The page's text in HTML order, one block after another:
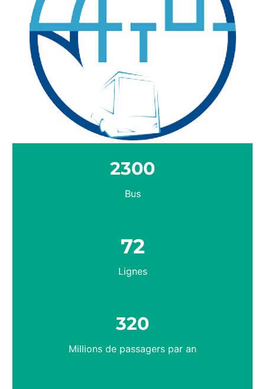
2300
Bus
72
Lignes
320
Millions de passagers par an